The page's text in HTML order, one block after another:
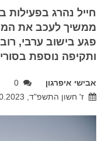
חייל נהרג בפעילות
ממשיך לעכב את
פגע בישוב ערבי,
ותקיפה נוספת
אבישי איפרגון
0
ז' חשון התשפ"ד, 22.10.2023, 21:55